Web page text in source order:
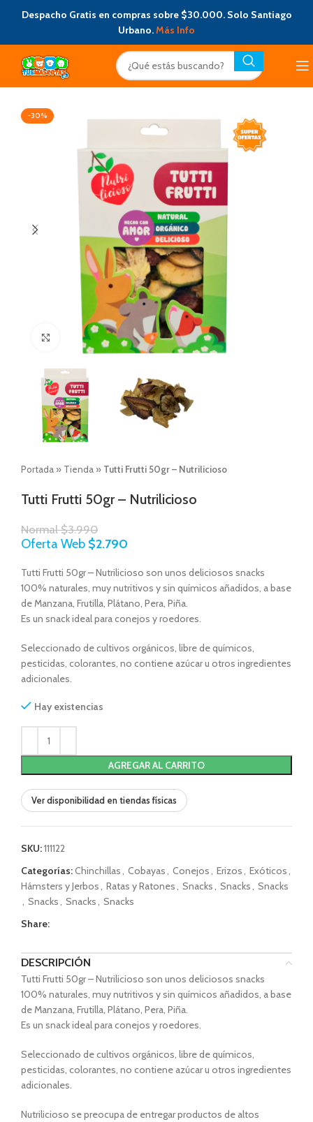
Despacho Gratis en compras sobre $30.000. Solo Santiago
Urbano.Más Info
-30%
Click to enlarge
Portada » Tienda » Tutti Frutti 50gr – Nutrilicioso
Tutti Frutti 50gr – Nutrilicioso
Normal$3.990
Oferta Web $2.790
Tutti Frutti 50gr – Nutrilicioso son unos deliciosos snacks
100% naturales, muy nutritivos y sin químicos añadidos, a base
de Manzana, Frutilla, Plátano, Pera, Piña.
Es un snack ideal para conejos y roedores.
Seleccionado de cultivos orgánicos, libre de químicos,
pesticidas, colorantes, no contiene azúcar u otros ingredientes
adicionales.
Hay existencias
AGREGAR AL CARRITO
Ver disponibilidad en tiendas físicas
SKU:111122
Categorías:Chinchillas, Cobayas, Conejos, Erizos, Exóticos,
Hámsters y Jerbos, Ratas y Ratones, Snacks, Snacks, Snacks
, Snacks, Snacks, Snacks
Share:
DESCRIPCIÓN
Tutti Frutti 50gr – Nutrilicioso son unos deliciosos snacks
100% naturales, muy nutritivos y sin químicos añadidos, a base
de Manzana, Frutilla, Plátano, Pera, Piña.
Es un snack ideal para conejos y roedores.
Seleccionado de cultivos orgánicos, libre de químicos,
pesticidas, colorantes, no contiene azúcar u otros ingredientes
adicionales.
Nutrilicioso se preocupa de entregar productos de altos